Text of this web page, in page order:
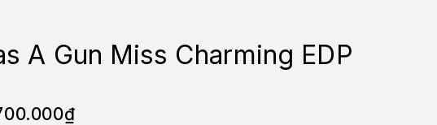
A Gun Miss Charming EDP
₫